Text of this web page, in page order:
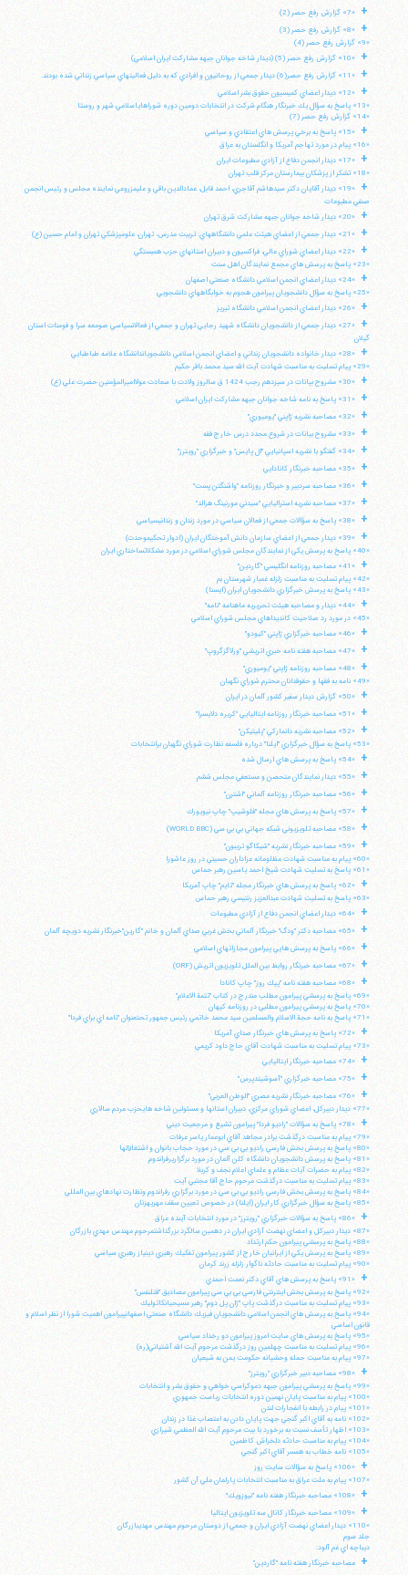
+ «7» گزارش رفع حصر (2)
+
«8» گزارش رفع حصر (3)
«9» گزارش رفع حصر (4)
+ «10» گزارش رفع حصر (5) (ديدار شاخه جوانان جبهه مشاركت ايران اسلامي)
+ «11» گزارش رفع حصر(6) ديدار جمعي از روحانيون و افرادي كه به دليل فعاليتهاي سياسي زنداني شده بودند.
+
«12» ديدار اعضاي كميسيون حقوق بشر اسلامي
«13» پاسخ به سؤال يك خبرنگار هنگام شركت در انتخابات دومين دوره شوراهاياسلامي شهر و روستا
«14» گزارش رفع حصر (7)
+
«15» پاسخ به برخي پرسش هاي اعتقادي و سياسي
«16» پيام در مورد تهاجم آمريكا و انگلستان به عراق
+
«17» ديدار انجمن دفاع از آزادي مطبوعات ايران
«18» تشكر از پزشكان بيمارستان مركز قلب تهران
+
«19» ديدار آقايان دكتر سيدهاشم آقاجري، احمد قابل، عمادالدين باقي و عليمزروعي نماينده مجلس و رئيس انجمن
صنفي مطبوعات
+ «20» ديدار شاخه جوانان جبهه مشاركت شرق تهران
+ «21» ديدار جمعي از اعضاي هيئت علمي دانشگاههاي: تربيت مدرس، تهران، علومپزشكي تهران و امام حسين (ع)
+
«22» ديدار اعضاي شوراي عالي، فراكسيون و دبيران استانهاي حزب همبستگي
«23» پاسخ به پرسش هاي مجمع نمايندگان اهل سنت
+
«24» ديدار اعضاي انجمن اسلامي دانشگاه صنعتي اصفهان
«25» پاسخ به سؤال دانشجويان پيرامون هجوم به خوابگاههاي دانشجويي
+ «26» ديدار اعضاي انجمن اسلامي دانشگاه تبريز
+
«27» ديدار جمعي از دانشجويان دانشگاه شهيد رجايي تهران و جمعي از فعالانسياسي صومعه سرا و فومنات استان
گيلان
+
«28» ديدار خانواده دانشجويان زنداني و اعضاي انجمن اسلامي دانشجوياندانشگاه علامه طباطبايي
«29» پيام تسليت به مناسبت شهادت آيت الله سيد محمد باقر حكيم
+ «30» مشروح بيانات در سيزدهم رجب 1424 ق سالروز ولادت با سعادت مولااميرالمؤمنين حضرت علي (ع)
+ «31» پاسخ به نامه شاخه جوانان جبهه مشاركت ايران اسلامي
+ «32» مصاحبه نشريه ژاپني "يوميوري"
+ «33» مشروح بيانات در شروع مجدد درس خارج فقه
+ «34» گفتگو با نشريه اسپانيايي "ال پايس" و خبرگزاري "رويترز"
+ «35» مصاحبه خبرنگار كانادايي
+ «36» مصاحبه سردبير و خبرنگار روزنامه "واشنگتن پست"
+ «37» مصاحبه نشريه استراليايي "سيدني مورنينگ هرالد"
+ «38» پاسخ به سؤالات جمعي از فعالان سياسي در مورد زندان و زندانيسياسي
+
«39» ديدار جمعي از اعضاي سازمان دانش آموختگان ايران (ادوار تحكيموحدت)
«40» پاسخ به پرسش يكي از نمايندگان مجلس شوراي اسلامي در مورد مشكلاتساختاري ايران
+
«41» مصاحبه روزنامه انگليسي "گاردين"
«42» پيام تسليت به مناسبت زلزله غمبار شهرستان بم
«43» پاسخ به پرسش خبرگزاري دانشجويان ايران (ايسنا)
+
«44» ديدار و مصاحبه هيئت تحريريه ماهنامه "نامه"
«45» در مورد رد صلاحيت كانديداهاي مجلس شوراي اسلامي
+ «46» مصاحبه خبرگزاري ژاپني "كيودو"
+ «47» مصاحبه هفته نامه خبري اتريشي "ورلاگزگروپ"
+
«48» مصاحبه روزنامه ژاپني "يوميوري"
«49» نامه به فقها و حقوقدانان محترم شوراي نگهبان
+ «50» گزارش ديدار سفير كشور آلمان در ايران
+ «51» مصاحبه خبرنگار روزنامه ايتاليايي "كريره دلايسرا"
+
«52» مصاحبه نشريه دانماركي "پليتيكن"
«53» پاسخ به سؤال خبرگزاري "ايلنا" درباره فلسفه نظارت شوراي نگهبان برانتخابات
+ «54» پاسخ به پرسش هاي ارسال شده
+ «55» ديدار نمايندگان متحصن و مستعفي مجلس ششم
+ «56» مصاحبه خبرنگار روزنامه آلماني "اشترن"
+ «57» پاسخ به پرسش هاي مجله "فلوشيپ" چاپ نيويورك
+ «58» مصاحبه تلويزيوني شبكه جهاني بي بي سي (WORLD BBC)
+
«59» مصاحبه خبرنگار نشريه "شيكاگو تريبون"
«60» پيام به مناسبت شهادت مظلومانه عزاداران حسيني در روز عاشورا
«61» پاسخ به تسليت شهادت شيخ احمد ياسين رهبر حماس
+
«62» پاسخ به پرسش هاي خبرنگار مجله "تايم" چاپ آمريكا
«63» پاسخ به تسليت شهادت عبدالعزيز رنتيسي رهبر حماس
+ «64» ديدار اعضاي انجمن دفاع از آزادي مطبوعات
+ «65» مصاحبه دكتر "ودگ" خبرنگار آلماني بخش غربي صداي آلمان و خانم "گارين"خبرنگار نشريه دويچه آلمان
+ «66» پاسخ به پرسش هايي پيرامون مجازاتهاي اسلامي
+ «67» مصاحبه خبرنگار روابط بين الملل تلويزيون اتريش (ORF)
+
«68» مصاحبه هفته نامه "پيك روز" چاپ كانادا
«69» پاسخ به پرسشي پيرامون مطلب مندرج در كتاب "تتمة الاعلام"
«70» پاسخ به پرسشي پيرامون مطلبي در روزنامه كيهان
«71» پاسخ به نامه حجة الاسلام والمسلمين سيد محمد خاتمي رئيس جمهور تحتعنوان "نامه اي براي فردا"
+
«72» پاسخ به پرسش هاي خبرنگار صداي آمريكا
«73» پيام تسليت به مناسبت شهادت آقاي حاج داود كريمي
+ «74» مصاحبه خبرنگار ايتاليايي
+ «75» مصاحبه خبرگزاري "آسوشيتدپرس"
+
«76» مصاحبه خبرنگار نشريه مصري "الوطن العربي"
«77» ديدار دبيركل، اعضاي شوراي مركزي، دبيران استانها و مسئولين شاخه هايحزب مردم سالاري
+
«78» پاسخ به سؤالات "راديو فردا" پيرامون تشيع و مرجعيت ديني
«79» پيام به مناسبت درگذشت برادر مجاهد آقاي ابوعمار ياسر عرفات
«80» پاسخ به پرسش بخش فارسي راديو بي بي سي در مورد حجاب بانوان و اشتغالآنها
«81» پاسخ به پرسش دانشجويان دانشگاه كلن آلمان در مورد برگزاريرفراندوم
«82» پيام به حضرات آيات عظام و علماي اعلام نجف و كربلا
«83» پيام تسليت به مناسبت درگذشت مرحوم حاج آقا مجتبي آيت
«84» پاسخ به پرسش بخش فارسي راديو بي بي سي در مورد برگزاري رفراندوم ونظارت نهادهاي بين المللي
«85» پاسخ به سؤال خبرگزاري كار ايران (ايلنا) در خصوص تعيين سقف مهريهزنان
+
«86» پاسخ به سؤالات خبرگزاري "رويترز" در مورد انتخابات آينده عراق
«87» ديدار دبيركل و اعضاي نهضت آزادي ايران در دهمين سالگرد بزرگداشتمرحوم مهندس مهدي بازرگان
«88» پاسخ به پرسشي پيرامون حكم ارتداد
«89» پاسخ به پرسش يكي از ايرانيان خارج از كشور پيرامون تفكيك رهبري دينياز رهبري سياسي
«90» پيام تسليت به مناسبت حادثه ناگوار زلزله زرند كرمان
+
«91» پاسخ به پرسش هاي آقاي دكتر نعمت احمدي
«92» پاسخ به پرسش بخش اينترنتي فارسي بي بي سي پيرامون مصاديق "قتلنفس"
«93» پيام تسليت به مناسبت درگذشت پاپ "ژان پل دوم" رهبر مسيحيانكاتوليك
«94» پاسخ به پرسش هاي انجمن اسلامي دانشجويان فيزيك دانشگاه صنعتي اصفهانپيرامون اهميت شورا از نظر اسلام و
قانون اساسي
«95» پاسخ به پرسش هاي سايت امروز پيرامون دو رخداد سياسي
«96» پيام تسليت به مناسبت چهلمين روز درگذشت مرحوم آيت الله آشتياني(ره)
«97» پيام به مناسبت حمله وحشيانه حكومت يمن به شيعيان
+
«98» مصاحبه دبير خبرگزاري "رويترز"
«99» پاسخ به پرسشي پيرامون جبهه دموكراسي خواهي و حقوق بشر و انتخابات
«100» پيام به مناسبت پايان نهمين دوره انتخابات رياست جمهوري
«101» پيام در رابطه با انفجارات لندن
«102» نامه به آقاي اكبر گنجي جهت پايان دادن به اعتصاب غذا در زندان
«103» اظهار تأسف نسبت به برخورد با بيت مرحوم آيت الله العظمي شيرازي
«104» پيام به مناسبت حادثه دلخراش كاظمين
«105» نامه خطاب به همسر آقاي اكبر گنجي
+
«106» پاسخ به سؤالات سايت روز
«107» پيام به ملت عراق به مناسبت انتخابات پارلمان ملي آن كشور
+ «108» مصاحبه خبرنگار هفته نامه "نيوزويك"
+
«109» مصاحبه خبرنگار كانال سه تلويزيون ايتاليا
«110» ديدار اعضاي نهضت آزادي ايران و جمعي از دوستان مرحوم مهندس مهديبازرگان
جلد سوم
ديباچه اي غم آلود:
+ مصاحبه خبرنگار هفته نامه "گاردين"
آیت‌الله منتظری
وب سایت رسمی آیت‌الله منتظری
ایران،قم،میدان مصلّی، بلوار شهید محمّد منتظری، كوچه
شماره ٨
کد پستی: 3713744381
تلفن 37740011-25-98+ تا 14
فکس37740015-25-98+